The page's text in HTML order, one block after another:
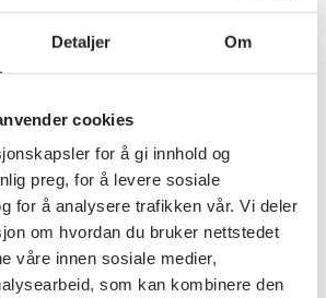
Detaljer Om
cookies
for å gi innhold og
preg, for å levere sosiale
for å analysere trafikken vår. Vi deler
om hvordan du bruker nettstedet
våre innen sosiale medier,
som kan kombinere den